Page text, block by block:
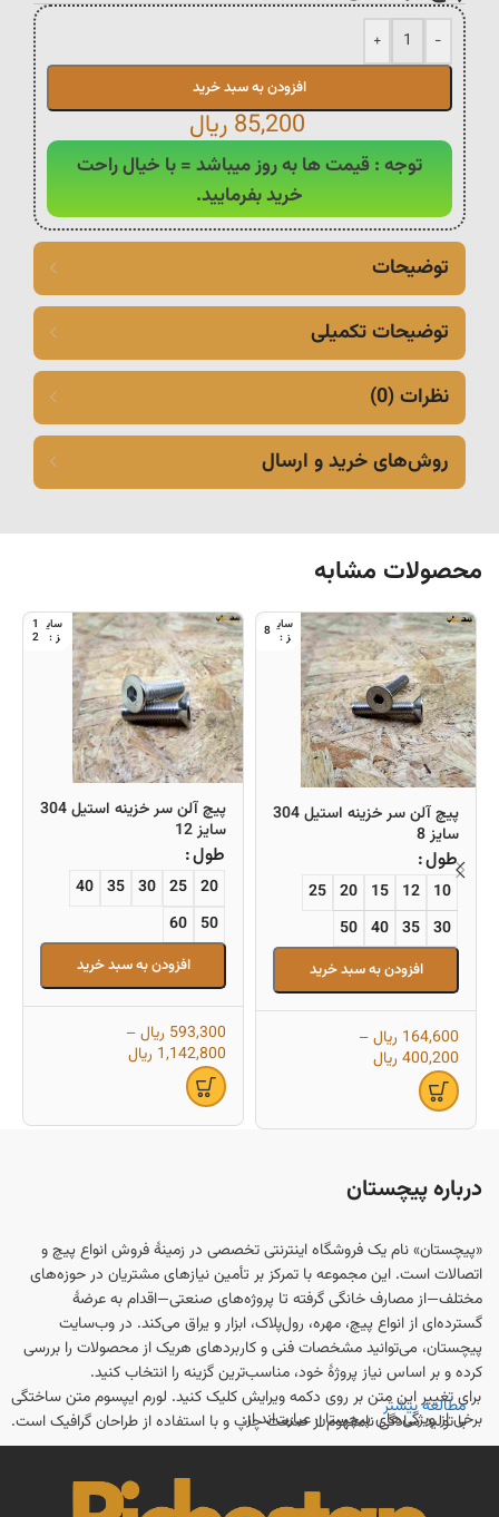
-
+
افزودن به سبد خرید
85,200 ریال
توجه : قیمت ها به روز میباشد = با خیال راحت
خرید بفرمایید.
توضیحات
توضیحات تکمیلی
نظرات (0)
روش‌های خرید و ارسال
محصولات مشابه
8
پیچ آلن سر خزینه استیل 304
سایز 8
طول
10
12
15
20
25
30
35
40
50
افزودن به سبد خرید
164,600 ریال–
400,200 ریال
1
2
پیچ آلن سر خزینه استیل 304
سایز 12
طول
20
25
30
35
40
50
60
افزودن به سبد خرید
593,300 ریال–
1,142,800 ریال
درباره پیچستان
«پیچستان» نام یک فروشگاه اینترنتی تخصصی در زمینهٔ فروش انواع پیچ و
اتصالات است. این مجموعه با تمرکز بر تأمین نیازهای مشتریان در حوزه‌های
مختلف—از مصارف خانگی گرفته تا پروژه‌های صنعتی—اقدام به عرضهٔ
گسترده‌ای از انواع پیچ، مهره، رول‌پلاک، ابزار و یراق می‌کند. در وب‌سایت
پیچستان، می‌توانید مشخصات فنی و کاربردهای هریک از محصولات را بررسی
کرده و بر اساس نیاز پروژهٔ خود، مناسب‌ترین گزینه را انتخاب کنید.
برخی از ویژگی‌های پیچستان عبارت‌اند از:
رول‌پلاک و واشر در سایزبندی و متریال‌های مختلف در دسترس است.
مطالعه بیشتر
برای تغییر این متن بر روی دکمه ویرایش کلیک کنید. لورم ایپسوم متن ساختگی
با تولید سادگی نامفهوم از صنعت چاپ و با استفاده از طراحان گرافیک است.